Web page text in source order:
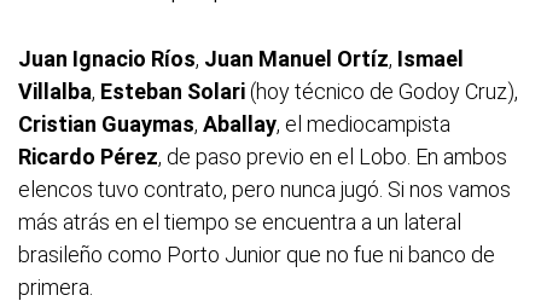
Juan Ignacio Ríos, Juan Manuel Ortíz, Ismael
Villalba, Esteban Solari (hoy técnico de Godoy Cruz),
Cristian Guaymas, Aballay, el mediocampista
Ricardo Pérez, de paso previo en el Lobo. En ambos
elencos tuvo contrato, pero nunca jugó. Si nos vamos
más atrás en el tiempo se encuentra a un lateral
brasileño como Porto Junior que no fue ni banco de
primera.